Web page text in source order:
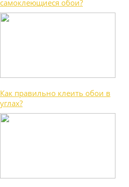
самоклеющиеся обои?
Как правильно клеить обои в
углах?